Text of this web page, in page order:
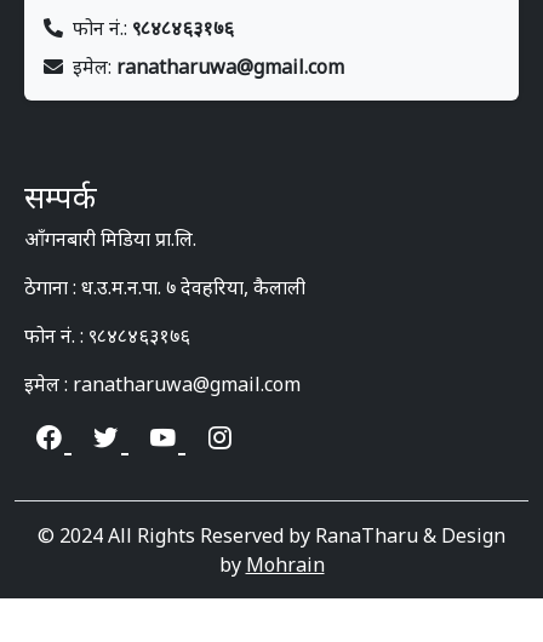
फोन नं.: ९८४८४६३१७६
इमेल: ranatharuwa@gmail.com
सम्पर्क
आँगनबारी मिडिया प्रा.लि.
ठेगाना : ध.उ.म.न.पा. ७ देवहरिया, कैलाली
फोन नं. : ९८४८४६३१७६
इमेल : ranatharuwa@gmail.com
© 2024 All Rights Reserved by RanaTharu & Design
by Mohrain